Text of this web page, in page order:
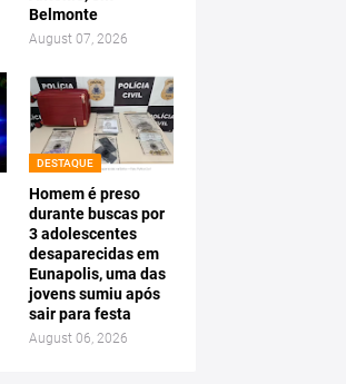
Belmonte
August 07, 2026
DESTAQUE
Homem é preso
durante buscas por
3 adolescentes
desaparecidas em
Eunapolis, uma das
jovens sumiu após
sair para festa
August 06, 2026